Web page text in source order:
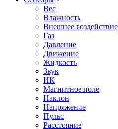
Вес
Влажность
Внешнее воздействие
Газ
Давление
Движение
Жидкость
Звук
ИК
Магнитное поле
Наклон
Напряжение
Пульс
Расстояние